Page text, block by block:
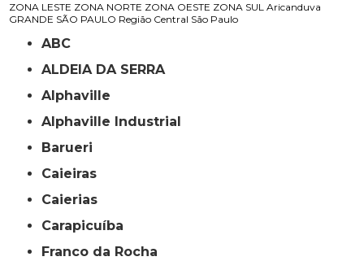
ZONA LESTE ZONA NORTE ZONA OESTE ZONA SUL Aricanduva
GRANDE SÃO PAULO Região Central São Paulo
ABC
ALDEIA DA SERRA
Alphaville
Alphaville Industrial
Barueri
Caieiras
Caierias
Carapicuíba
Franco da Rocha